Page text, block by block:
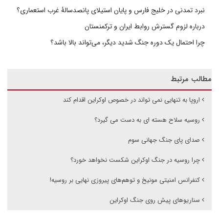
نبرد تمدنی در خلیج فارس و پایان استیلای پانصدسالۀ غرب استعماری؟
درباره لزوم گسترش روابط ایران و ترکمنستان
چرا احتمال یک دوره جنگ شدید دیگر، می‌تواند بالا باشد؟
مطالب مرتبط
اروپا به تنهایی نمی تواند در خصوص اوکراین اقدام کند
روسیه سلاح هسته ای به دست می گیرد؟
صدای پای جنگ جهانی سوم
چرا روسیه در جنگ اوکراین شکست نخواهد خورد؟
کنفرانس امنیتی مونیخ و توهم‌های پیروزی نهایی بر روسیه!
سناریوهای پیش روی جنگ اوکراین